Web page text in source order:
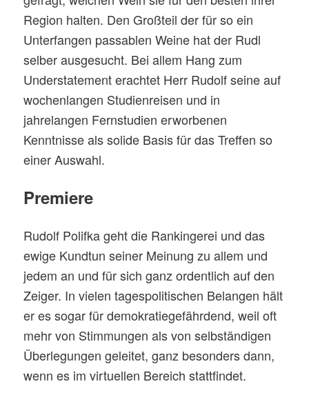
Region halten. Den Großteil der für so ein
Unterfangen passablen Weine hat der Rudl
selber ausgesucht. Bei allem Hang zum
Understatement erachtet Herr Rudolf seine auf
wochenlangen Studienreisen und in
jahrelangen Fernstudien erworbenen
Kenntnisse als solide Basis für das Treffen so
einer Auswahl.
Premiere
Rudolf Polifka geht die Rankingerei und das
ewige Kundtun seiner Meinung zu allem und
jedem an und für sich ganz ordentlich auf den
Zeiger. In vielen tagespolitischen Belangen hält
er es sogar für demokratiegefährdend, weil oft
mehr von Stimmungen als von selbständigen
Überlegungen geleitet, ganz besonders dann,
wenn es im virtuellen Bereich stattfindet.